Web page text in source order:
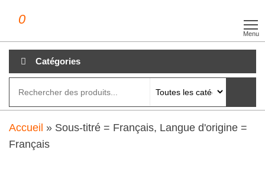
contenu
clubdial.fr
Tout est
0
Menu
Catégories
Accueil » Sous-titré = Français, Langue d'origine =
Français